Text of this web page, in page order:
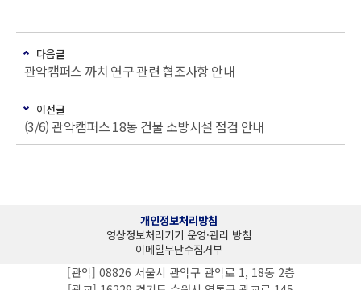
다음글
관악캠퍼스 까치 연구 관련 협조사항 안내
이전글
(3/6) 관악캠퍼스 18동 건물 소방시설 점검 안내
개인정보처리방침
영상정보처리기기 운영·관리 방침
이메일무단수집거부
[관악] 08826 서울시 관악구 관악로 1, 18동 2층